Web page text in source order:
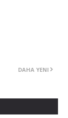
DAHA YENI